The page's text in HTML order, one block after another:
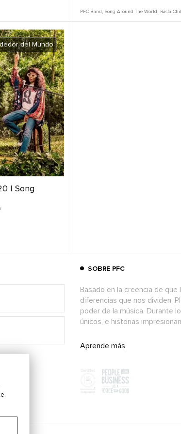
PFC Band , Song Around The World , Rasta
del Mundo
| Song
SOBRE PFC
Basado en la creencia de
diferencias que nos dividen,
poder de la música. Durante
únicos, e historias
Aprende más